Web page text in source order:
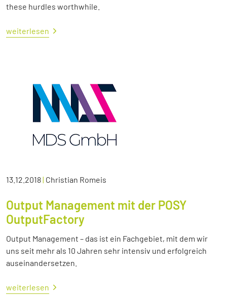
these hurdles worthwhile.
weiterlesen
13.12.2018| Christian Romeis
Output Management mit der POSY
OutputFactory
Output Management – das ist ein Fachgebiet, mit dem wir
uns seit mehr als 10 Jahren sehr intensiv und erfolgreich
auseinandersetzen.
weiterlesen